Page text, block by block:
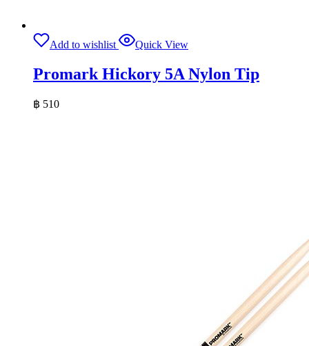
Add to wishlist Quick View
Promark Hickory 5A Nylon Tip
฿ 510